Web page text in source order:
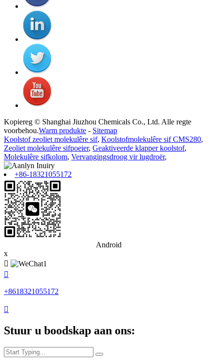
Kopiereg © Shanghai Jiuzhou Chemicals Co., Ltd. Alle regte
voorbehou.Warm produkte - Sitemap
Koolstof zeoliet molekulêre sif, Koolstofmolekulêre sif CMS280,
Zeoliet molekulêre sifpoeier, Geaktiveerde klapper koolstof,
Molekulêre sifkolom, Vervangingsdroog vir lugdroër,
+86-18321055172
Android
x


+8618321055172

Stuur u boodskap aan ons: